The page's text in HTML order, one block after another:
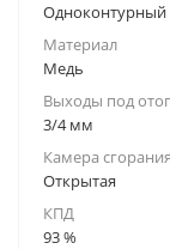
Одноконтурный
Материал
Медь
Выходы под
3/4 мм
Камера сгорания
Открытая
КПД
93 %